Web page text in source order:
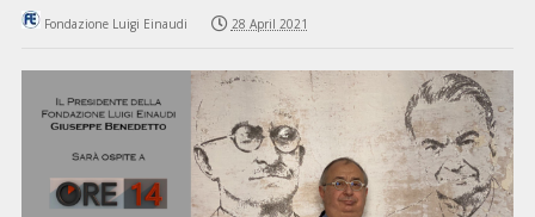
Fondazione Luigi Einaudi 28 April 2021